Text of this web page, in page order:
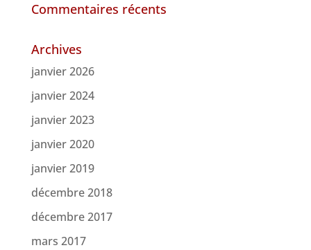
Commentaires récents
Archives
janvier 2026
janvier 2024
janvier 2023
janvier 2020
janvier 2019
décembre 2018
décembre 2017
mars 2017